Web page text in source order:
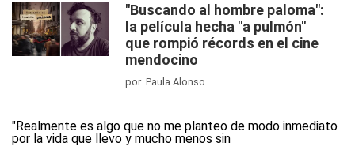
"Buscando al hombre paloma":
la película hecha "a pulmón"
que rompió récords en el cine
mendocino
por Paula Alonso
"Realmente es algo que no me planteo de modo inmediato
por la vida que llevo y mucho menos sin